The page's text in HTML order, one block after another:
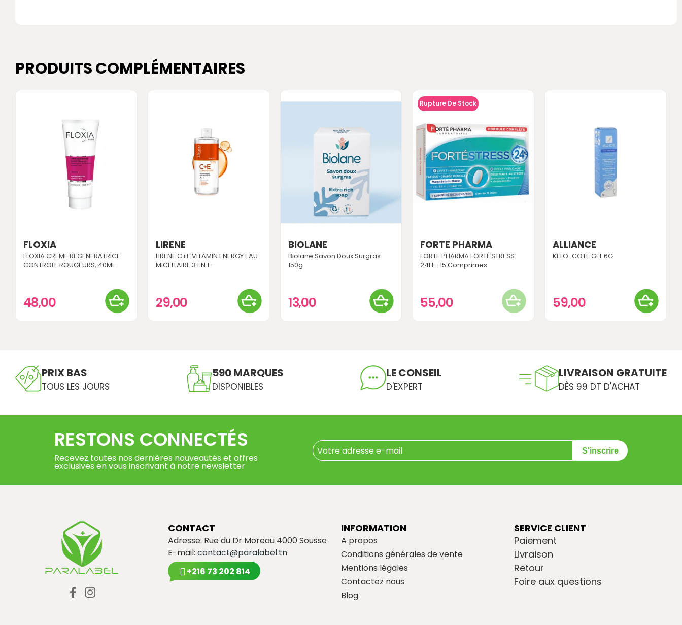
PRODUITS COMPLÉMENTAIRES
FLOXIA
FLOXIA CREME REGENERATRICE
CONTROLE ROUGEURS, 40ML
48,00
LIRENE
LIRENE C+E VITAMIN ENERGY EAU
MICELLAIRE 3 EN 1...
29,00
BIOLANE
Biolane Savon Doux Surgras
150g
13,00
Rupture De Stock
FORTE PHARMA
FORTE PHARMA FORTÉ STRESS
24H - 15 Comprimes
55,00
ALLIANCE
KELO-COTE GEL 6G
59,00
PRIX BAS
TOUS LES JOURS
590 MARQUES
DISPONIBLES
LE CONSEIL
D'EXPERT
LIVRAISON GRATUITE
DÈS 99 DT D'ACHAT
RESTONS CONNECTÉS
Recevez toutes nos dernières nouveautés et offres
exclusives en vous inscrivant à notre newsletter
S'inscrire
CONTACT
Adresse: Rue du Dr Moreau 4000 Sousse
E-mail: contact@paralabel.tn
+216 73 202 814
INFORMATION
A propos
Conditions générales de vente
Mentions légales
Contactez nous
Blog
SERVICE CLIENT
Paiement
Livraison
Retour
Foire aux questions